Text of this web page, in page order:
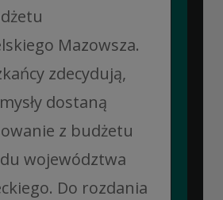
Mazowsza.
zdecydują,
dostaną
z budżetu
województwa
Do rozdania